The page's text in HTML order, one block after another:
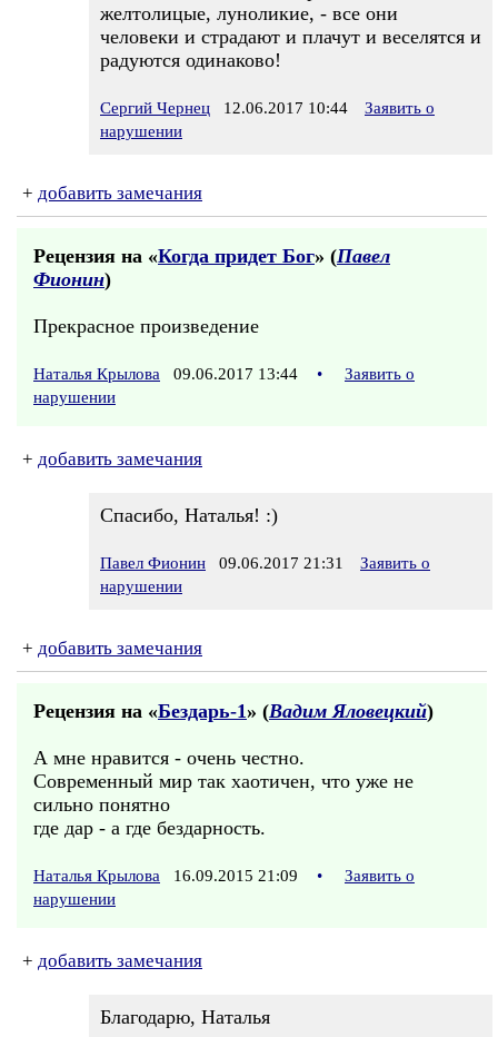
желтолицые, луноликие, - все они
человеки и страдают и плачут и веселятся и
радуются одинаково!
Сергий Чернец 12.06.2017 10:44
Заявить о
нарушении
+ добавить замечания
Рецензия на «Когда придет Бог» (Павел
Фионин)
Прекрасное произведение
Наталья Крылова 09.06.2017 13:44 •
Заявить о
нарушении
+ добавить замечания
Спасибо, Наталья! :)
Павел Фионин 09.06.2017 21:31
Заявить о
нарушении
+ добавить замечания
Рецензия на «Бездарь-1» (Вадим Яловецкий)
А мне нравится - очень честно.
Современный мир так хаотичен, что уже не
сильно понятно
где дар - а где бездарность.
Наталья Крылова 16.09.2015 21:09 •
Заявить о
нарушении
+ добавить замечания
Благодарю, Наталья